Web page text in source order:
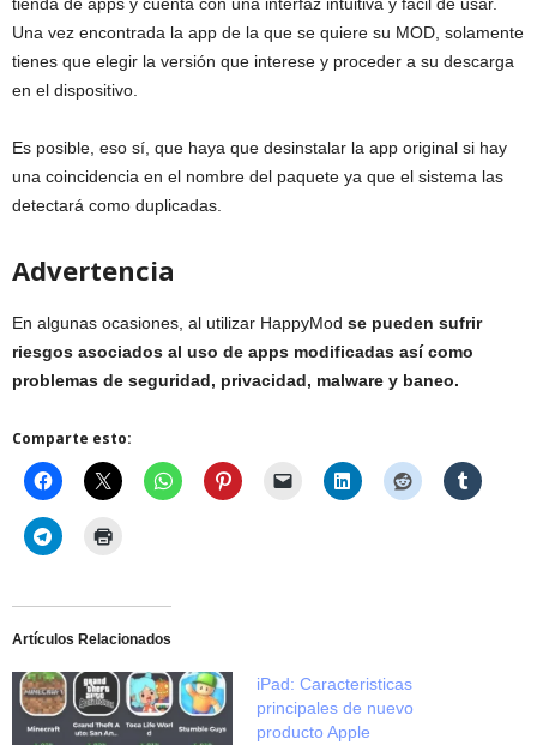
Una vez encontrada la app de la que se quiere su MOD, solamente
tienes que elegir la versión que interese y proceder a su descarga
en el dispositivo.
Es posible, eso sí, que haya que desinstalar la app original si hay
una coincidencia en el nombre del paquete ya que el sistema las
detectará como duplicadas.
Advertencia
En algunas ocasiones, al utilizar HappyMod se pueden sufrir
riesgos asociados al uso de apps modificadas así como
problemas de seguridad, privacidad, malware y baneo.
Comparte esto:
Artículos Relacionados
iPad: Caracteristicas
principales de nuevo
producto Apple